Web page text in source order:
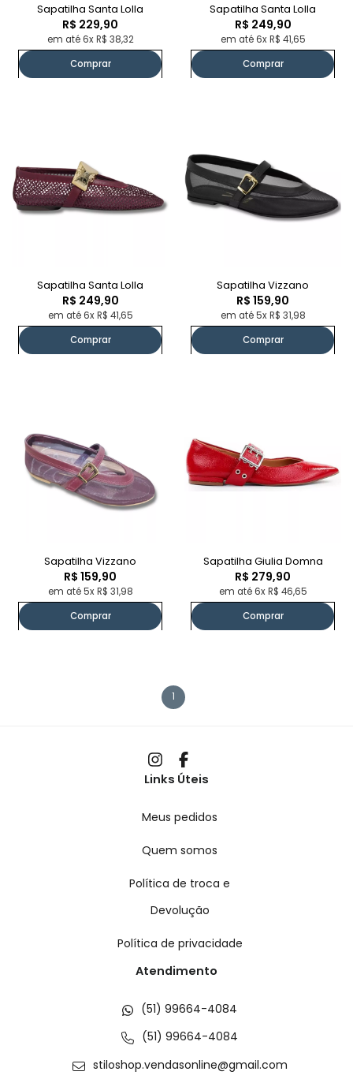
Sapatilha Santa Lolla
R$ 229,90
em até 6x R$ 38,32
Comprar
Sapatilha Santa Lolla
R$ 249,90
em até 6x R$ 41,65
Comprar
Sapatilha Santa Lolla
R$ 249,90
em até 6x R$ 41,65
Comprar
Sapatilha Vizzano
R$ 159,90
em até 5x R$ 31,98
Comprar
Sapatilha Vizzano
R$ 159,90
em até 5x R$ 31,98
Comprar
Sapatilha Giulia Domna
R$ 279,90
em até 6x R$ 46,65
Comprar
1
Links Úteis
Meus pedidos
Quem somos
Política de troca e
Devolução
Política de privacidade
Atendimento
(51) 99664-4084
(51) 99664-4084
stiloshop.vendasonline@gmail.com